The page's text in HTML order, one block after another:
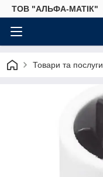
ТОВ "АЛЬФА-МАТІК"
Товари та послуги